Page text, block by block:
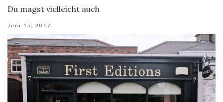
Du magst vielleicht auch
Juni 15, 2017